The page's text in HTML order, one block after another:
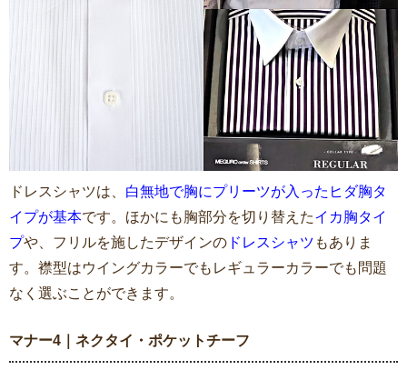
ドレスシャツは、 白無地で胸にプリーツが入ったヒダ胸タ
イプが基本です。ほかにも胸部分を切り替えたイカ胸タイ
プや、フリルを施したデザインの ドレスシャツ もありま
す。襟型はウイングカラーでもレギュラーカラーでも問題
なく選ぶことができます。
マナー4｜ネクタイ・ポケットチーフ